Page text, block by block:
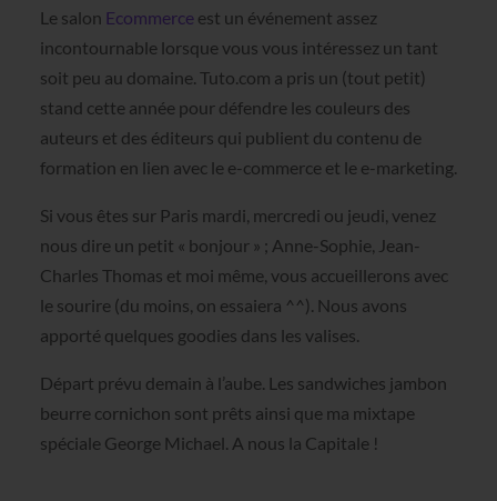
Le salon Ecommerceest un événement assez
incontournable lorsque vous vous intéressez un tant
soit peu au domaine. Tuto.com a pris un (tout petit)
stand cette année pour défendre les couleurs des
auteurs et des éditeurs qui publient du contenu de
formation en lien avec le e-commerce et le e-marketing.
Si vous êtes sur Paris mardi, mercredi ou jeudi, venez
nous dire un petit « bonjour » ; Anne-Sophie, Jean-
Charles Thomas et moi même, vous accueillerons avec
le sourire (du moins, on essaiera ^^). Nous avons
apporté quelques goodies dans les valises.
Départ prévu demain à l’aube. Les sandwiches jambon
beurre cornichon sont prêts ainsi que ma mixtape
spéciale George Michael. A nous la Capitale !